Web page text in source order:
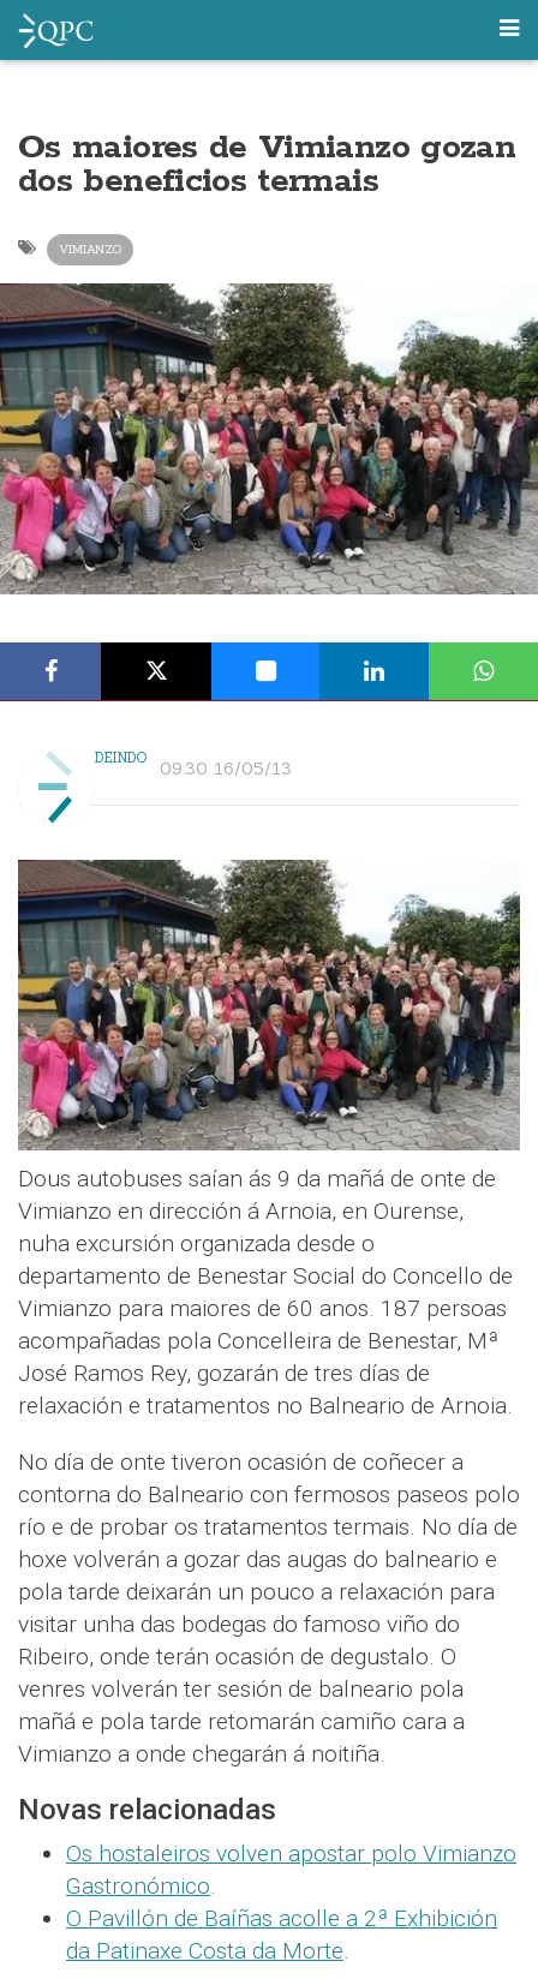
Os maiores de Vimianzo gozan
dos beneficios termais
VIMIANZO
DEINDO 09:30 16/05/13
Dous autobuses saían ás 9 da mañá de onte de
Vimianzo en dirección á Arnoia, en Ourense,
nuha excursión organizada desde o
departamento de Benestar Social do Concello de
Vimianzo para maiores de 60 anos. 187 persoas
acompañadas pola Concelleira de Benestar, Mª
José Ramos Rey, gozarán de tres días de
relaxación e tratamentos no Balneario de Arnoia.
No día de onte tiveron ocasión de coñecer a
contorna do Balneario con fermosos paseos polo
río e de probar os tratamentos termais. No día de
hoxe volverán a gozar das augas do balneario e
pola tarde deixarán un pouco a relaxación para
visitar unha das bodegas do famoso viño do
Ribeiro, onde terán ocasión de degustalo. O
venres volverán ter sesión de balneario pola
mañá e pola tarde retomarán camiño cara a
Vimianzo a onde chegarán á noitiña.
Novas relacionadas
Os hostaleiros volven apostar polo Vimianzo
Gastronómico.
O Pavillón de Baíñas acolle a 2ª Exhibición
da Patinaxe Costa da Morte.